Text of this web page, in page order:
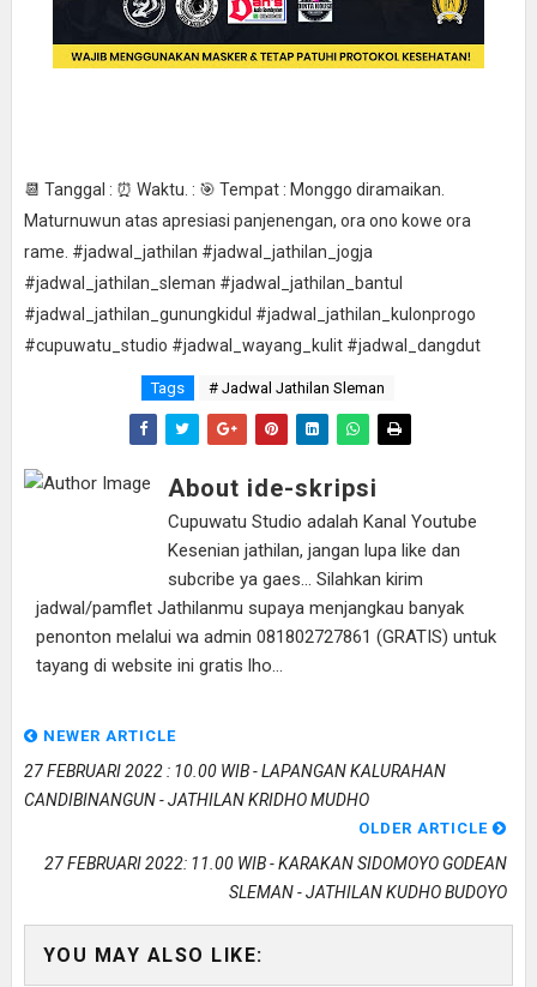
📆 Tanggal : ⏰ Waktu. : 🎯 Tempat : Monggo diramaikan.
Maturnuwun atas apresiasi panjenengan, ora ono kowe ora
rame. #jadwal_jathilan #jadwal_jathilan_jogja
#jadwal_jathilan_sleman #jadwal_jathilan_bantul
#jadwal_jathilan_gunungkidul #jadwal_jathilan_kulonprogo
#cupuwatu_studio #jadwal_wayang_kulit #jadwal_dangdut
Tags # Jadwal Jathilan Sleman
About ide-skripsi
Cupuwatu Studio adalah Kanal Youtube
Kesenian jathilan, jangan lupa like dan
subcribe ya gaes... Silahkan kirim
jadwal/pamflet Jathilanmu supaya menjangkau banyak
penonton melalui wa admin 081802727861 (GRATIS) untuk
tayang di website ini gratis lho...
NEWER ARTICLE
27 FEBRUARI 2022 : 10.00 WIB - LAPANGAN KALURAHAN
CANDIBINANGUN - JATHILAN KRIDHO MUDHO
OLDER ARTICLE
27 FEBRUARI 2022: 11.00 WIB - KARAKAN SIDOMOYO GODEAN
SLEMAN - JATHILAN KUDHO BUDOYO
YOU MAY ALSO LIKE: